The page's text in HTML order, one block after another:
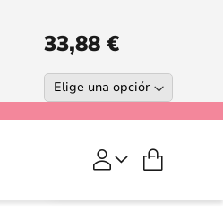
Lavendis
33,88 €
COMPRAR